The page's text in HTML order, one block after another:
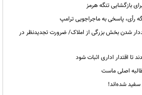
بازگشایی تنگه هرمز
رأی، پاسخی به ماجراجویی ترامپ
شدن بخش بزرگی از املاک/ ضرورت تجدیدنظر در
تا اقتدار اداری اثبات شود
اصلی ماست
شده‌اند!